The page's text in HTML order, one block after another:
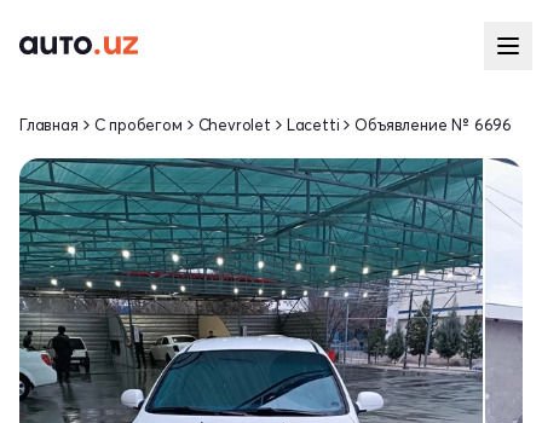
Главная С пробегом Chevrolet Lacetti Объявление № 6696